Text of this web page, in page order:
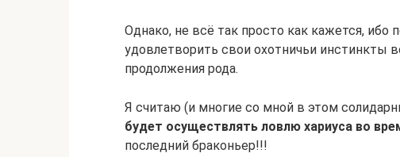
Однако, не всё так просто как кажется, ибо
удовлетворить свои охотничьи инстинкты
продолжения рода.
Я считаю (и многие со мной в этом
будет осуществлять ловлю хариуса во
последний браконьер!!!